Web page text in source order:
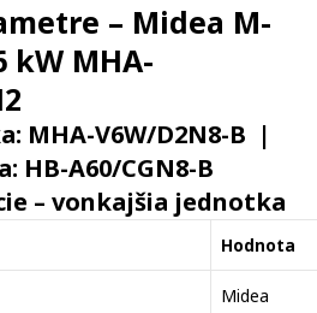
– Midea M-
kW MHA-
MHA-V6W/D2N8-B |
HB-A60/CGN8-B
– vonkajšia jednotka
Hodnota
Midea